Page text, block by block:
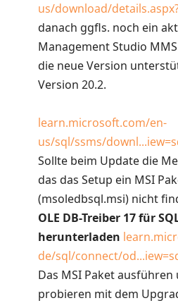
us/download/
danach ggfls. noch ein
Management Studio
die neue Version
Version 20.2.
learn.microsoft.com/en-
us/sql/ssms/
Sollte beim Update die
das das Setup ein MSI
(msoledbsql.msi) nicht
OLE DB-Treiber 17 für
herunterladen
de/sql/connect/
Das MSI Paket
probieren mit dem